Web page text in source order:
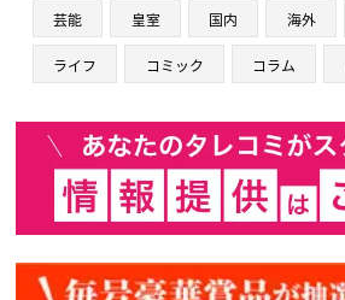
芸能 皇室 国内 海外
ライフ コミック コラム